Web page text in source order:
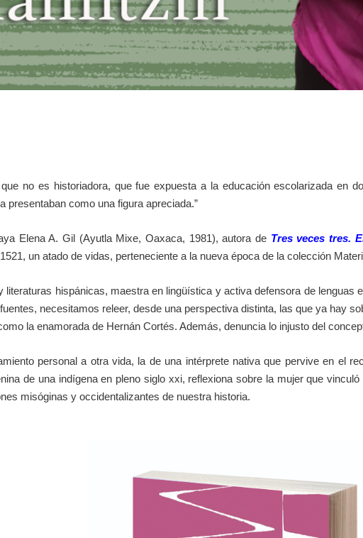
no es historiadora, que fue expuesta a la educación escolarizada en
presentaban como una figura apreciada.”
Elena A. Gil (Ayutla Mixe, Oaxaca, 1981), autora de Tres veces tres.
un atado de vidas, perteneciente a la nueva época de la colección
literaturas hispánicas, maestra en lingüística y activa defensora de
necesitamos releer, desde una perspectiva distinta, las que ya hay
la enamorada de Hernán Cortés. Además, denuncia lo injusto del
personal a otra vida, la de una intérprete nativa que pervive en el
de una indígena en pleno siglo xxi, reflexiona sobre la mujer que
misóginas y occidentalizantes de nuestra historia.